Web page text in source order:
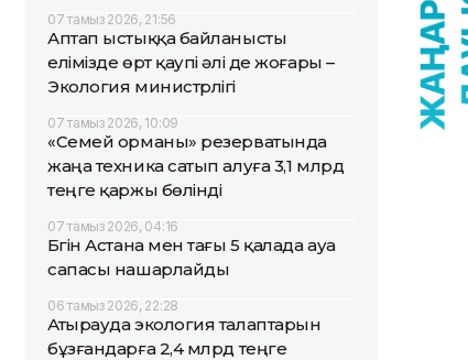
07 тамыз 2026, 21:56
Аптап ыстыққа байланысты
елімізде өрт қаупі әлі де жоғары –
Экология министрлігі
07 тамыз 2026, 10:09
«Семей орманы» резерватында
жаңа техника сатып алуға 3,1 млрд
теңге қаржы бөлінді
07 тамыз 2026, 04:16
Бүгін Астана мен тағы 5 қалада ауа
сапасы нашарлайды
06 тамыз 2026, 22:28
Атырауда экология талаптарын
бұзғандарға 2,4 млрд теңге